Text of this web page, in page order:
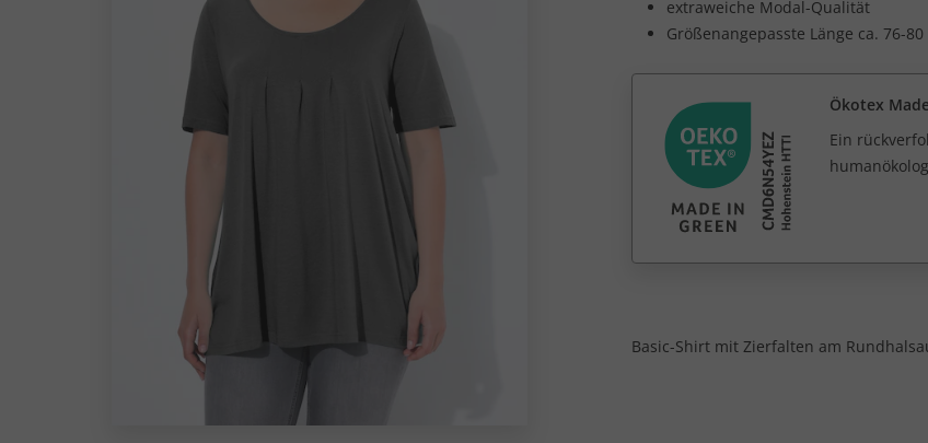
extraweiche Modal-Qualität
Größenangepasste Länge ca. 76-80
Ökotex
Ein
Basic-Shirt mit Zierfalten am